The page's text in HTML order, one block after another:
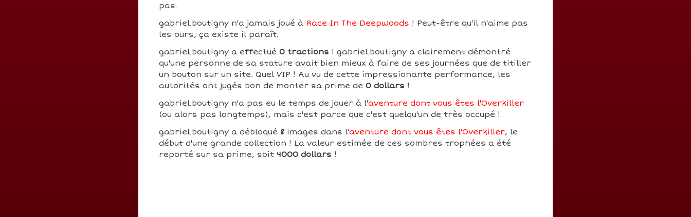
pas.
gabriel.boutigny n'a jamais joué à Race In The Deepwoods ! Peut-être qu'il n'aime pas
les ours, ça existe il paraît.
gabriel.boutigny a effectué 0 tractions ! gabriel.boutigny a clairement démontré
qu'une personne de sa stature avait bien mieux à faire de ses journées que de titiller
un bouton sur un site. Quel VIP ! Au vu de cette impressionante performance, les
autorités ont jugés bon de monter sa prime de 0 dollars !
gabriel.boutigny n'a pas eu le temps de jouer à l'aventure dont vous êtes l'Overkiller
(ou alors pas longtemps), mais c'est parce que c'est quelqu'un de très occupé !
gabriel.boutigny a débloqué 8images dans l'aventure dont vous êtes l'Overkiller, le
début d'une grande collection ! La valeur estimée de ces sombres trophées a été
reporté sur sa prime, soit 4000 dollars !